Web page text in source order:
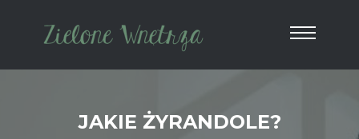
JAKIE ŻYRANDOLE?